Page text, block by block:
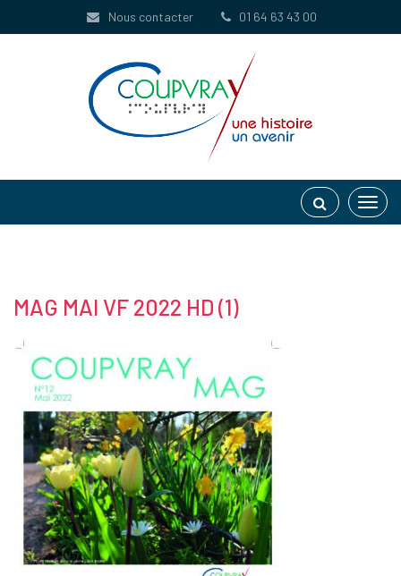
Nous contacter 01 64 63 43 00
MAG MAI VF 2022 HD (1)